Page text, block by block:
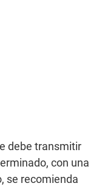
debe transmitir
con una
se recomienda